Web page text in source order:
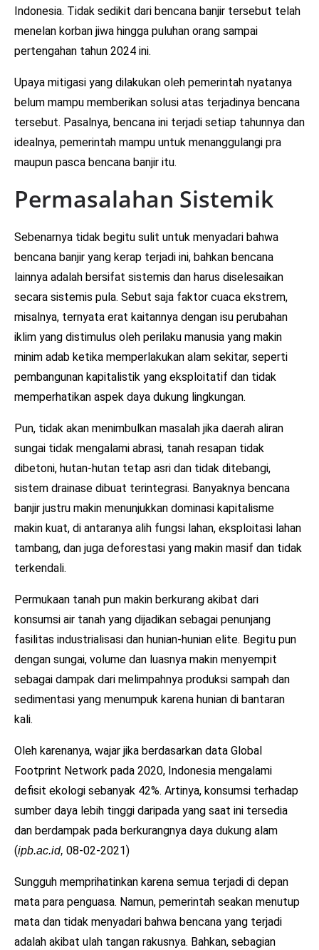
Indonesia. Tidak sedikit dari bencana banjir tersebut telah
menelan korban jiwa hingga puluhan orang sampai
pertengahan tahun 2024 ini.
Upaya mitigasi yang dilakukan oleh pemerintah nyatanya
belum mampu memberikan solusi atas terjadinya bencana
tersebut. Pasalnya, bencana ini terjadi setiap tahunnya dan
idealnya, pemerintah mampu untuk menanggulangi pra
maupun pasca bencana banjir itu.
Permasalahan Sistemik
Sebenarnya tidak begitu sulit untuk menyadari bahwa
bencana banjir yang kerap terjadi ini, bahkan bencana
lainnya adalah bersifat sistemis dan harus diselesaikan
secara sistemis pula. Sebut saja faktor cuaca ekstrem,
misalnya, ternyata erat kaitannya dengan isu perubahan
iklim yang distimulus oleh perilaku manusia yang makin
minim adab ketika memperlakukan alam sekitar, seperti
pembangunan kapitalistik yang eksploitatif dan tidak
memperhatikan aspek daya dukung lingkungan.
Pun, tidak akan menimbulkan masalah jika daerah aliran
sungai tidak mengalami abrasi, tanah resapan tidak
dibetoni, hutan-hutan tetap asri dan tidak ditebangi,
sistem drainase dibuat terintegrasi. Banyaknya bencana
banjir justru makin menunjukkan dominasi kapitalisme
makin kuat, di antaranya alih fungsi lahan, eksploitasi lahan
tambang, dan juga deforestasi yang makin masif dan tidak
terkendali.
Permukaan tanah pun makin berkurang akibat dari
konsumsi air tanah yang dijadikan sebagai penunjang
fasilitas industrialisasi dan hunian-hunian elite. Begitu pun
dengan sungai, volume dan luasnya makin menyempit
sebagai dampak dari melimpahnya produksi sampah dan
sedimentasi yang menumpuk karena hunian di bantaran
kali.
Oleh karenanya, wajar jika berdasarkan data Global
Footprint Network pada 2020, Indonesia mengalami
defisit ekologi sebanyak 42%. Artinya, konsumsi terhadap
sumber daya lebih tinggi daripada yang saat ini tersedia
dan berdampak pada berkurangnya daya dukung alam
(ipb.ac.id, 08-02-2021)
Sungguh memprihatinkan karena semua terjadi di depan
mata para penguasa. Namun, pemerintah seakan menutup
mata dan tidak menyadari bahwa bencana yang terjadi
adalah akibat ulah tangan rakusnya. Bahkan, sebagian